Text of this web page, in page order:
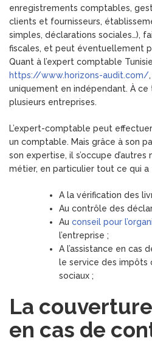
enregistrements comptables,
clients et fournisseurs,
simples, déclarations sociales…),
fiscales, et peut éventuellement
Quant à l’expert comptable
https://www.horizons-audit.com/
uniquement en indépendant. À
plusieurs entreprises.
L’expert-comptable peut
un comptable. Mais grâce à son
son expertise, il s’occupe d’autres
métier, en particulier tout ce qui a
A la vérification des
Au contrôle des
Au conseil pour
l’entreprise ;
A l’assistance en cas
le service des impôts
sociaux ;
La
en cas de